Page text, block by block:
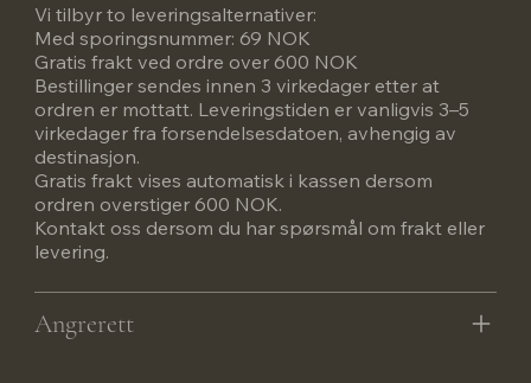
Vi tilbyr to leveringsalternativer:
Med sporingsnummer: 69 NOK
Gratis frakt ved ordre over 600 NOK
Bestillinger sendes innen 3 virkedager etter at
ordren er mottatt. Leveringstiden er vanligvis 3–5
virkedager fra forsendelsesdatoen, avhengig av
destinasjon.
Gratis frakt vises automatisk i kassen dersom
ordren overstiger 600 NOK.
Kontakt oss dersom du har spørsmål om frakt eller
levering.
Angrerett